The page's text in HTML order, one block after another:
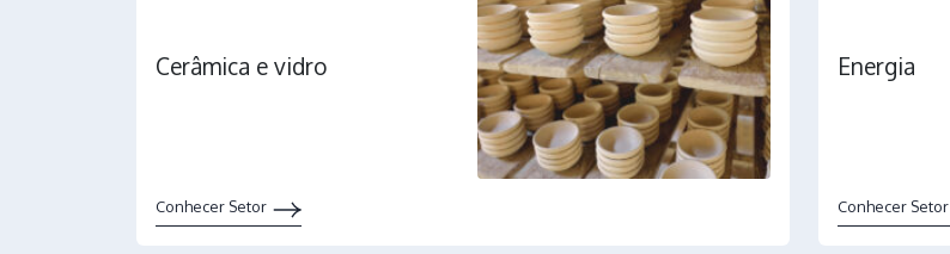
Cerâmica e vidro
Conhecer Setor
Energia
Conhecer Setor